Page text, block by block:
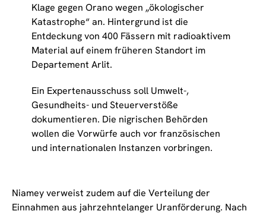
Klage gegen Orano wegen „ökologischer
Katastrophe“ an. Hintergrund ist die
Entdeckung von 400 Fässern mit radioaktivem
Material auf einem früheren Standort im
Departement Arlit.
Ein Expertenausschuss soll Umwelt-,
Gesundheits- und Steuerverstöße
dokumentieren. Die nigrischen Behörden
wollen die Vorwürfe auch vor französischen
und internationalen Instanzen vorbringen.
Niamey verweist zudem auf die Verteilung der
Einnahmen aus jahrzehntelanger Uranförderung. Nach